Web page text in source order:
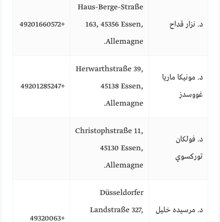
د. نزار قداح
Haus-Berge-Straße
163, 45356 Essen,
Allemagne.
+49201660572
د. مونيكا ماريا
غووسدز
Herwarthstraße 39,
45138 Essen,
Allemagne.
+49201285247
د. فولكان
توركسوي
Christophstraße 11,
45130 Essen,
Allemagne.
د. مرسيده خليل
Düsseldorfer
Landstraße 327,
+49320063